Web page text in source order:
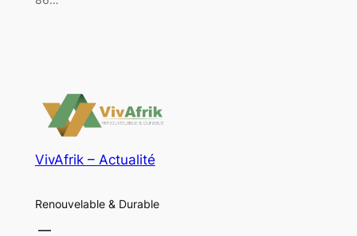
VivAfrik – Actualité
Renouvelable & Durable